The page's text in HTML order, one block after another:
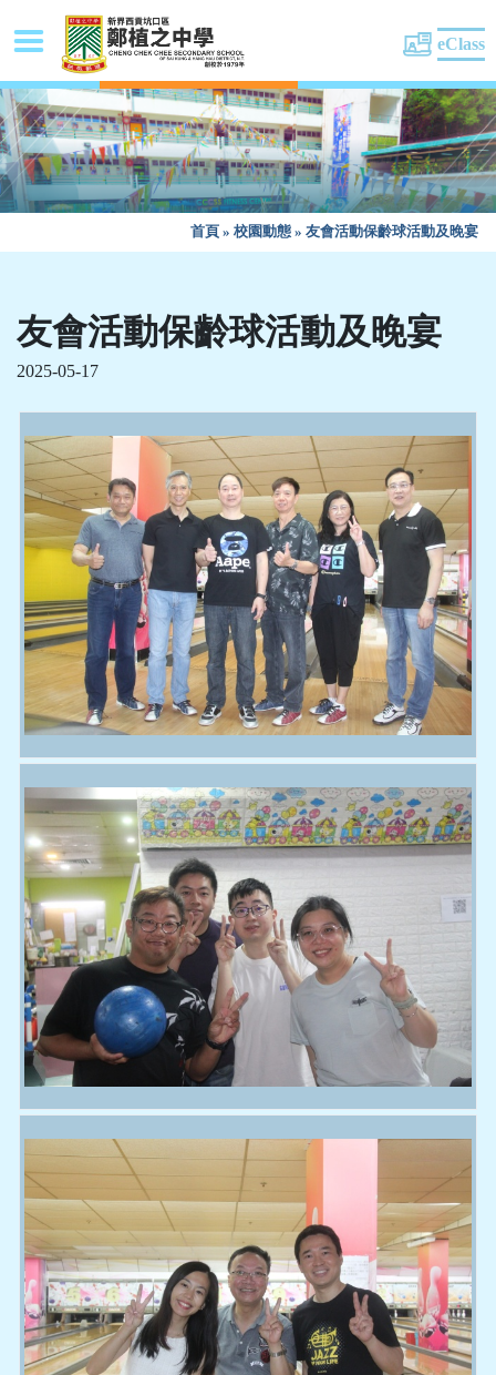
eClass
首頁 » 校園動態 » 友會活動保齡球活動及晚宴
友會活動保齡球活動及晚宴
2025-05-17